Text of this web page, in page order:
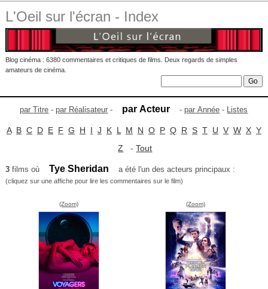
L'Oeil sur l'écran - Index
Blog cinéma : 6380 commentaires et critiques de films. Deux regards de simples
amateurs de cinéma.
par Titre -par Réalisateur - par Acteur -par Année - Listes
A B C D E F G H I J K L M N O P Q R S T U V W X Y
Z -Tout
3films où Tye Sheridan a été l'un des acteurs principaux :
(cliquez sur une affiche pour lire les commentaires sur le film)
(Zoom) (Zoom)